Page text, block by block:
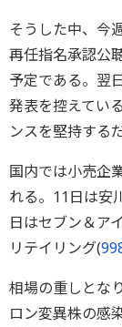
そうした中、今
再任指名承認公
予定である。翌
発表を控えてい
ンスを堅持する
国内では小売企
れる。11日は安
日はセブン＆ア
リテイリング(
相場の重しとな
ロン変異株の感